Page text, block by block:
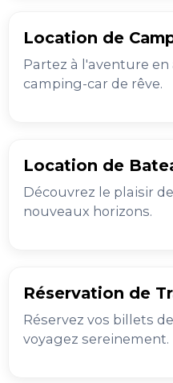
Location de
Partez à l'aventure
camping-car de rêve.
Location de
Découvrez le plaisir
nouveaux horizons.
Réservation de
Réservez vos billets
voyagez sereinement.